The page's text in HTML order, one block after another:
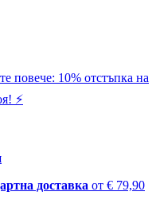
повече: 10% отстъпка на
⚡️
доставка от € 79,90